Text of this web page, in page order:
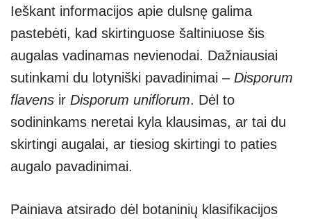
Ieškant informacijos apie dulsnę galima
pastebėti, kad skirtinguose šaltiniuose šis
augalas vadinamas nevienodai. Dažniausiai
sutinkami du lotyniški pavadinimai – Disporum
flavens ir Disporum uniflorum. Dėl to
sodininkams neretai kyla klausimas, ar tai du
skirtingi augalai, ar tiesiog skirtingi to paties
augalo pavadinimai.
Painiava atsirado dėl botaninių klasifikacijos